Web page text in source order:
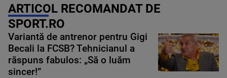
ARTICOL RECOMANDAT DE
SPORT.RO
Variantă de antrenor pentru Gigi
Becali la FCSB? Tehnicianul a
răspuns fabulos: „Să o luăm
sincer!”